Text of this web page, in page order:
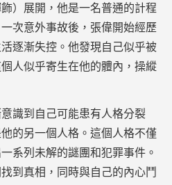
）展開，他是一名普通的計程
次意外事故後，張偉開始經歷
逐漸失控。他發現自己似乎被
人似乎寄生在他的體內，操縱
識到自己可能患有人格分裂
的另一個人格。這個人格不僅
系列未解的謎團和犯罪事件。
到真相，同時與自己的內心鬥